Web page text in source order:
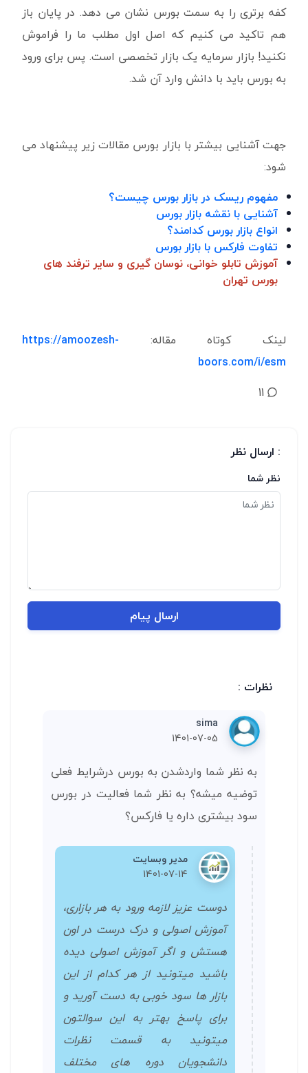
کفه برتری را به سمت بورس نشان می دهد. در پایان باز
هم تاکید می کنیم که اصل اول مطلب ما را فراموش
نکنید! بازار سرمایه یک بازار تخصصی است. پس برای ورود
به بورس باید با دانش وارد آن شد.
جهت آشنایی بیشتر با بازار بورس مقالات زیر پیشنهاد می
شود:
مفهوم ریسک در بازار بورس چیست؟
آشنایی با نقشه بازار بورس
انواع بازار بورس کدامند؟
تفاوت فارکس با بازار بورس
آموزش تابلو خوانی، نوسان گیری و سایر ترفند های
بورس تهران
لینک کوتاه مقاله: https://amoozesh-
boors.com/i/esm
11
: ارسال نظر
نظر شما
ارسال پیام
نظرات :
sima
1401-07-05
به نظر شما واردشدن به بورس درشرایط فعلی
توضیه میشه؟ به نظر شما فعالیت در بورس
سود بیشتری داره یا فارکس؟
مدیر وبسایت
1401-07-14
دوست عزیز لازمه ورود به هر بازاری،
آموزش اصولی و درک درست در اون
هستش و اگر آموزش اصولی دیده
باشید میتونید از هر کدام از این
بازار ها سود خوبی به دست آورید و
برای پاسخ بهتر به این سوالتون
میتونید به قسمت نظرات
دانشجویان دوره های مختلف